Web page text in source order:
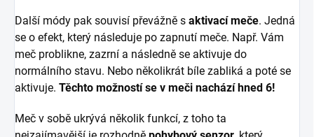
Další módy pak souvisí převážně s aktivací meče. Jedná
se o efekt, který následuje po zapnutí meče. Např. Vám
meč problikne, zazrní a následně se aktivuje do
normálního stavu. Nebo několikrát bíle zabliká a poté se
aktivuje. Těchto možností se v meči nachází hned 6!
Meč v sobě ukrývá několik funkcí, z toho ta